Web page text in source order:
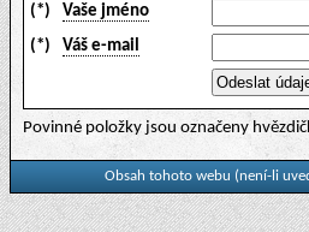
(*)
Vaše jméno
(*)
Váš e-mail
Povinné položky jsou označeny
Obsah tohoto webu (není-li